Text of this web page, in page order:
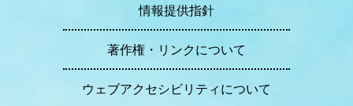
情報提供指針
著作権・リンクについて
ウェブアクセシビリティについて